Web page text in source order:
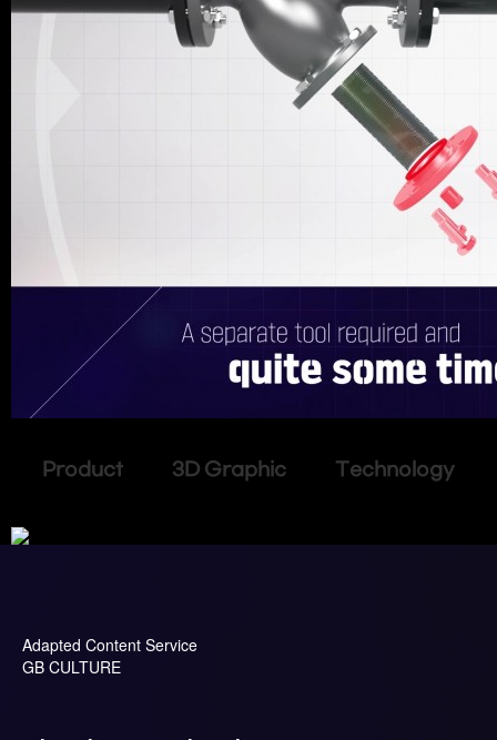
Product 3D Graphic Technology
Adapted Content Service
GB CULTURE